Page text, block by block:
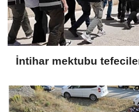
İntihar mektubu